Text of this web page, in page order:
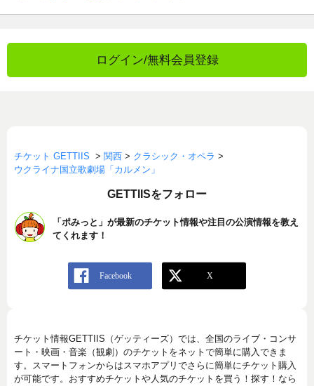
ログイン/無料会員登録
チケット GETTIIS > 関西 > クラシック・オペラ >
ウクライナ国立歌劇場「カルメン」
GETTIISをフォロー
「ポみっと」が最新のチケット情報や注目の公演情報を教え
てくれます！
チケット情報GETTIIS（ゲッティーズ）では、全国のライブ・コンサ
ート・映画・音楽（観劇）のチケットをネットで簡単に購入できま
す。スマートフォンからはスマホアプリでさらに簡単にチケット購入
が可能です。おすすめチケットや人気のチケットを買う！探す！なら